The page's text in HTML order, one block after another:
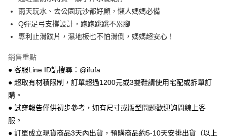
全盈+PAY
AFTEE先享後付
【關於「AFTEE先享後付」】
AFTEE先享後付是「在收到商品之後才付款」的支付方式。 讓您購物簡單
１．簡單：不需註冊會員、不需綁卡、不需儲值。
２．便利：只要手機號碼，簡訊認證，即可結帳。
３．安心：先確認商品／服務後，再付款。
【「AFTEE先享後付」結帳流程】
１．於結帳方式選擇「AFTEE先享後付」後，將跳轉至「AFTEE先享後付」
ATM付款
運送方式
全家 取貨付款
每筆NT$70，滿NT$999(含以上)免運費
雨天玩水、去公園玩沙都好顧，懶人媽媽必備
Q彈足弓支撐設計，跑跑跳跳不累腳
專利止滑蹼片，濕地板也不怕滑倒，媽媽超安心！
銷售重點
● 客服Line ID請搜尋：@ifufa
● 超取有材積限制，訂單超過1200元或3雙鞋請使用宅配或拆單訂
購。
● 試穿報告僅供初步參考，如有尺寸或版型問題歡迎詢問線上客
服。
● 訂單成立現貨商品3天內出貨，預購商品約5-10天安排出貨（以上